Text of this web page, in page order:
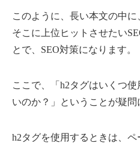
このように、長い本文の中に
そこに上位ヒットさせたい
とで、SEO対策になります。
ここで、「h2タグはいくつ
いのか？」ということが疑問
h2タグを使用するときは、